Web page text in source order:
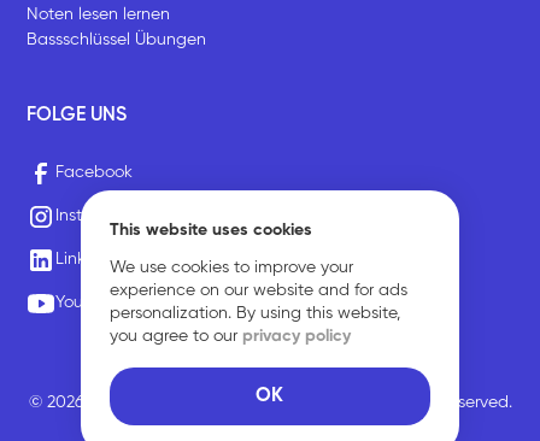
This website uses cookies
We use cookies to improve your
experience on our website and for ads
personalization. By using this website,
you agree to our privacy policy
OK
Noten lesen lernen
Bassschlüssel Übungen
FOLGE UNS
Facebook
Instagram
LinkedIn
Youtube
© 2026 Sirius Music Communications GmbH. All rights reserved.